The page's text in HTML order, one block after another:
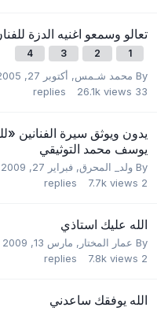
تعالو وسمعو اغنيه الدزة
1
2
3
4
By محمد شـمس, أكتوبر 27, 2005
33
replies 26.1k views
يدون ويوثق سيرة الفنانين
يوسف محمد التوثيقي
By ولد_ المحرق, فبراير 27, 2009
2
replies 7.7k views
الله عليك استاذي
By عمار المختار , مارس 13, 2009
2
replies 7.8k views
الله يوفقك ساعدني